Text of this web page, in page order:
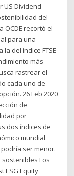
US Dividend
del
OCDE recortó el
para una
del índice FTSE
más
rastrear el
cada uno de
26 Feb 2020
de
por
dos índices de
mundial
ser menor.
sostenibles Los
ESG Equity